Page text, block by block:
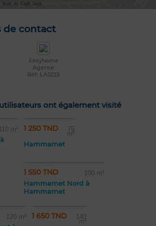
de contact
Easyhome
Agence
Réf: LA5223
ont également visité
m² 1 250 TND 75
m²
Hammamet
1 550 TND 100 m²
Hammamet Nord à
Hammamet
120 m² 1 650 TND 140
m²